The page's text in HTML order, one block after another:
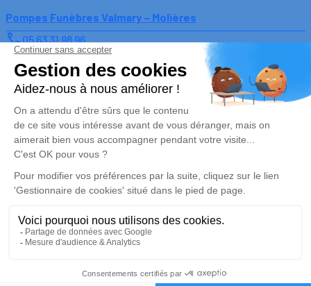
Pompes Funèbres Valmary – Molières
05 63 31 98 96
rvalmary@wanadoo.fr
11, Grand Rue – 82220 – Molières
4.5/5 – 2 avis
Nos Services
Organiser des obsèques
Monuments funéraires
Services aux familles
Liens utiles
Avis de décès
Demande de rendez-vous en
Nos réseaux sociaux
Politique de traitement des données personnelles
Politique d’utilisation des cookies
Zone d'intervention